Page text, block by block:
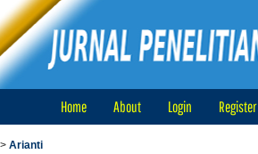
Home About Login Register
> Arianti